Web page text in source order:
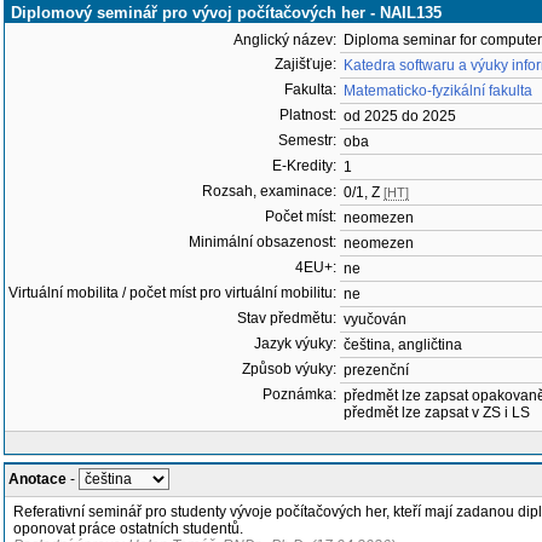
Diplomový seminář pro vývoj počítačových her - NAIL135
Anglický název: Diploma seminar for
Zajišťuje: Katedra softwaru a výuky
Fakulta: Matematicko-fyzikální fakulta
Platnost: od 2025 do 2025
Semestr: oba
E-Kredity: 1
Rozsah, examinace: 0/1, Z [HT]
Počet míst: neomezen
Minimální obsazenost: neomezen
4EU+: ne
Virtuální mobilita / počet míst pro virtuální mobilitu: ne
Stav předmětu: vyučován
Jazyk výuky: čeština, angličtina
Způsob výuky: prezenční
Poznámka: předmět lze zapsat
předmět lze zapsat v ZS i LS
Anotace -
Referativní seminář pro studenty vývoje počítačových her, kteří mají zadanou
oponovat práce ostatních studentů.